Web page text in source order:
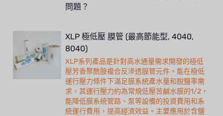
問題？
XLP 極低壓 膜管 (最高節能型, 4040,
8040)
XLP系列產品是針對高水通量需求開發的極低
壓芳香聚酰胺複合反滲透膜管元件。能在極低
運行壓力條件下滿足膜系統產水量和脫鹽率需
求，其運行壓力約為常規低壓苦鹹水膜的1/2，
能降低膜系統管路、泵等設備的投資費用和系
統運行費用，提高經濟效益。主要應用於含鹽